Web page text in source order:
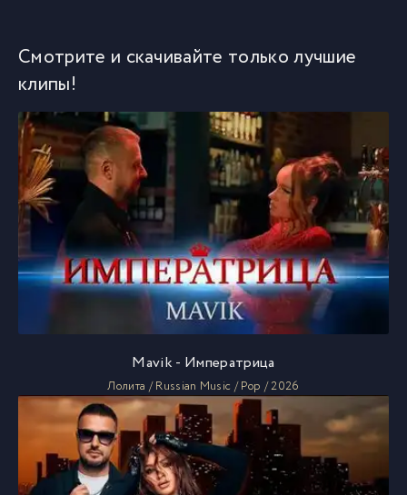
Смотрите и скачивайте только лучшие
клипы!
Mavik - Императрица
Лолита / Russian Music / Pop / 2026